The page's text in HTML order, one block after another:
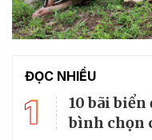
ĐỌC NHIỀU
1
10 bãi
bình chọn